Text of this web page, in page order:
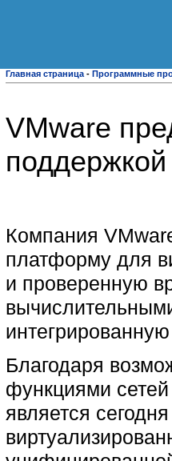
Главная страница - Программные
VMware
Компания
платформу для
и проверенную
Благодаря
функциями
является